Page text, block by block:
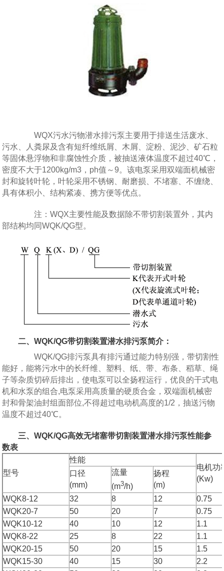
WQX污水污物潜水排污泵主要用于排送生活废水、
污水、人粪尿及含有短纤维纸屑、木屑、淀粉、泥沙、矿石粒
等固体悬浮物和非腐蚀性介质，被抽送液体温度不超过40℃，
密度不大于1200kg/m3，ph值～9。该电泵采用双端面机械密
封和旋转叶轮，叶轮采用不锈钢、耐磨损、不堵塞、不缠绕、
具有体积小、结构紧凑、携方便等优点。
注：WQX主要性能及数据除不带切割装置外，其内
部结构均同WQK/QG型。
二、WQK/QG带切割装置潜水排污泵简介：
WQK/QG排污泵具有排污通过能力特别强，带切割性
能好，能将污水中的长纤维、塑料、纸、带、布条、稻草、绳
子等杂质切碎后排出，使电泵可以全扬程运行，优良的干式电
机和水泵的组合,电泵采用高质量的硬质合金，双端面机械密
封和骨架油封组面部位,不得超过电动机高度的1/2，抽送污物
温度不超过40℃。
三、WQK/QG高效无堵塞带切割装置潜水排污泵性能参
数表
型号
性能
电机功
(Kw)
口径
(mm)
流量
(m3/h)
扬程
(m)
WQK8-12
32 8 12
0.75
WQK20-7
50 20 7
0.75
WQK10-12
40 10 12
1.1
WQK8-22
25 8 22
1.1
WQK20-15
50 20 15
1.5
WQK15-30
40 15 30
2.2